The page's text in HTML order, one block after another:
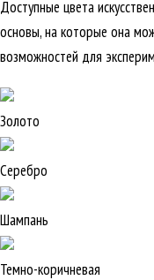
Доступные цвета
основы, на которые она
возможностей для
Золото
Серебро
Шампань
Темно-коричневая